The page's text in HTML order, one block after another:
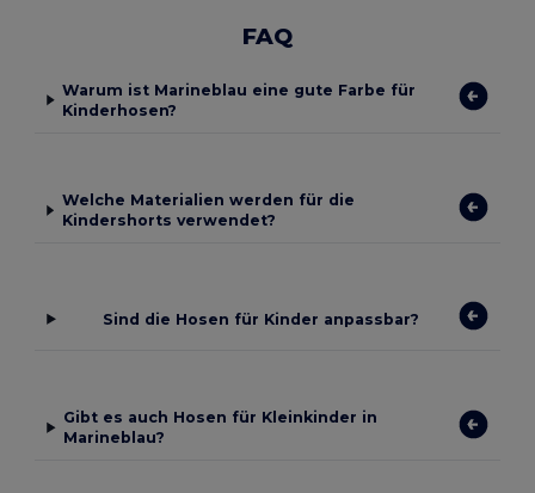
FAQ
Warum ist Marineblau eine gute Farbe für
Kinderhosen?
Welche Materialien werden für die
Kindershorts verwendet?
Sind die Hosen für Kinder anpassbar?
Gibt es auch Hosen für Kleinkinder in
Marineblau?